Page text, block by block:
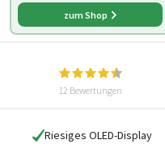
zum Shop
12 Bewertungen
Riesiges OLED-Display